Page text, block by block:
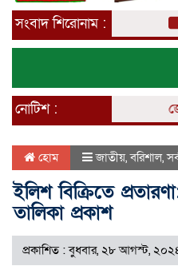
সংবাদ শিরোনাম :
নোটিশ :
হোম জাতীয়,বরিশাল,
ইলিশ বিক্রিতে
তালিকা প্রকাশ
প্রকাশিত : বুধবার, ২৮ আগস্ট,